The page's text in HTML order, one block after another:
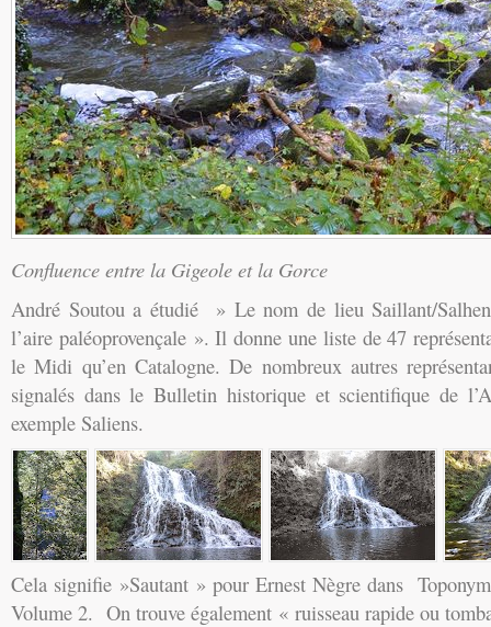
Confluence entre la Gigeole et la Gorce
André Soutou a étudié » Le nom de lieu Saillant/
l’aire paléoprovençale ». Il donne une liste de 47
le Midi qu’en Catalogne. De nombreux autres
signalés dans le Bulletin historique et scientifique de
exemple Saliens.
Cela signifie »Sautant » pour Ernest Nègre dans
Volume 2. On trouve également « ruisseau rapide ou